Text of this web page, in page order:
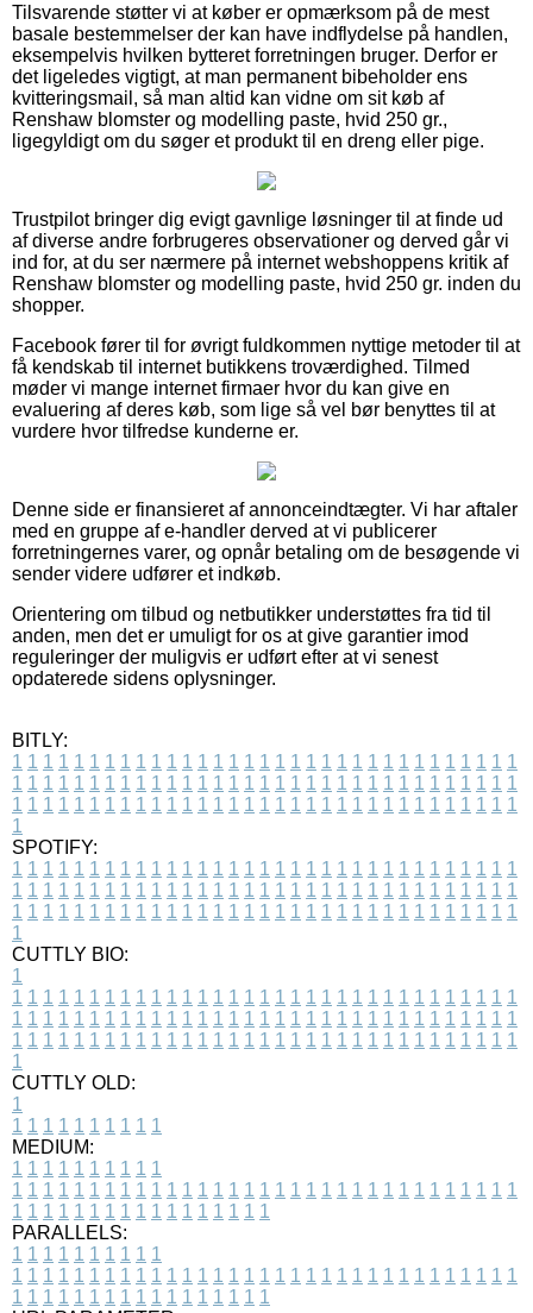
Tilsvarende støtter vi at køber er opmærksom på de mest
basale bestemmelser der kan have indflydelse på handlen,
eksempelvis hvilken bytteret forretningen bruger. Derfor er
det ligeledes vigtigt, at man permanent bibeholder ens
kvitteringsmail, så man altid kan vidne om sit køb af
Renshaw blomster og modelling paste, hvid 250 gr.,
ligegyldigt om du søger et produkt til en dreng eller pige.
Trustpilot bringer dig evigt gavnlige løsninger til at finde ud
af diverse andre forbrugeres observationer og derved går vi
ind for, at du ser nærmere på internet webshoppens kritik af
Renshaw blomster og modelling paste, hvid 250 gr. inden du
shopper.
Facebook fører til for øvrigt fuldkommen nyttige metoder til at
få kendskab til internet butikkens troværdighed. Tilmed
møder vi mange internet firmaer hvor du kan give en
evaluering af deres køb, som lige så vel bør benyttes til at
vurdere hvor tilfredse kunderne er.
Denne side er finansieret af annonceindtægter. Vi har aftaler
med en gruppe af e-handler derved at vi publicerer
forretningernes varer, og opnår betaling om de besøgende vi
sender videre udfører et indkøb.
Orientering om tilbud og netbutikker understøttes fra tid til
anden, men det er umuligt for os at give garantier imod
reguleringer der muligvis er udført efter at vi senest
opdaterede sidens oplysninger.
BITLY:
1 1 1 1 1 1 1 1 1 1 1 1 1 1 1 1 1 1 1 1 1 1 1 1 1 1 1 1 1 1 1 1 1
1 1 1 1 1 1 1 1 1 1 1 1 1 1 1 1 1 1 1 1 1 1 1 1 1 1 1 1 1 1 1 1 1
1 1 1 1 1 1 1 1 1 1 1 1 1 1 1 1 1 1 1 1 1 1 1 1 1 1 1 1 1 1 1 1 1
1
SPOTIFY:
1 1 1 1 1 1 1 1 1 1 1 1 1 1 1 1 1 1 1 1 1 1 1 1 1 1 1 1 1 1 1 1 1
1 1 1 1 1 1 1 1 1 1 1 1 1 1 1 1 1 1 1 1 1 1 1 1 1 1 1 1 1 1 1 1 1
1 1 1 1 1 1 1 1 1 1 1 1 1 1 1 1 1 1 1 1 1 1 1 1 1 1 1 1 1 1 1 1 1
1
CUTTLY BIO:
1
1 1 1 1 1 1 1 1 1 1 1 1 1 1 1 1 1 1 1 1 1 1 1 1 1 1 1 1 1 1 1 1 1
1 1 1 1 1 1 1 1 1 1 1 1 1 1 1 1 1 1 1 1 1 1 1 1 1 1 1 1 1 1 1 1 1
1 1 1 1 1 1 1 1 1 1 1 1 1 1 1 1 1 1 1 1 1 1 1 1 1 1 1 1 1 1 1 1 1
1
CUTTLY OLD:
1
1 1 1 1 1 1 1 1 1 1
MEDIUM:
1 1 1 1 1 1 1 1 1 1
1 1 1 1 1 1 1 1 1 1 1 1 1 1 1 1 1 1 1 1 1 1 1 1 1 1 1 1 1 1 1 1 1
1 1 1 1 1 1 1 1 1 1 1 1 1 1 1 1 1
PARALLELS:
1 1 1 1 1 1 1 1 1 1
1 1 1 1 1 1 1 1 1 1 1 1 1 1 1 1 1 1 1 1 1 1 1 1 1 1 1 1 1 1 1 1 1
1 1 1 1 1 1 1 1 1 1 1 1 1 1 1 1 1